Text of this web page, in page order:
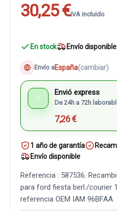
30,25 €IVA incluido
En stock Envío
Envío aEspaña(cambiar)
⚡
Envió express
De 24h a 72h
7,26 €
1 año de garantía
Envío disponible
Referencia : 587536.
para ford fiesta berl./courier
referencia OEM IAM 96BFAA